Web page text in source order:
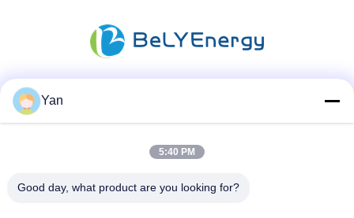
Yan
5:40 PM
Good day, what product are you looking for?